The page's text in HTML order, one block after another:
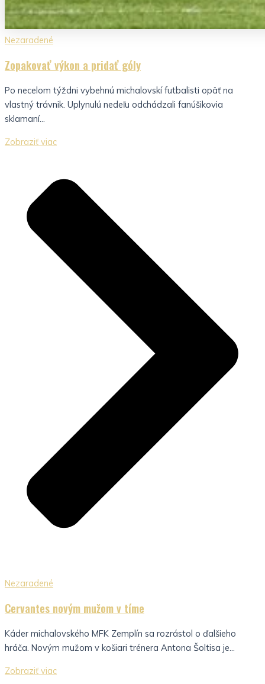
Nezaradené
Zopakovať výkon a pridať góly
Po necelom týždni vybehnú michalovskí futbalisti opäť na
vlastný trávnik. Uplynulú nedeľu odchádzali fanúšikovia
sklamaní...
Zobraziť viac
Nezaradené
Cervantes novým mužom v tíme
Káder michalovského MFK Zemplín sa rozrástol o ďalšieho
hráča. Novým mužom v košiari trénera Antona Šoltisa je...
Zobraziť viac